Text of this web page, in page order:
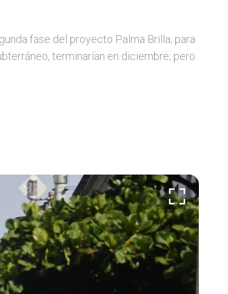
fase del proyecto Palma Brilla, para
terminarían en diciembre; pero